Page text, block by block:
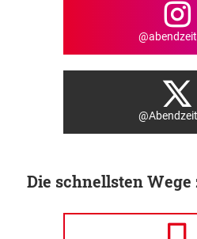
Die schnellsten